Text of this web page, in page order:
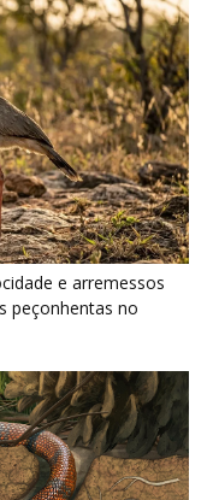
mirim reescreve a